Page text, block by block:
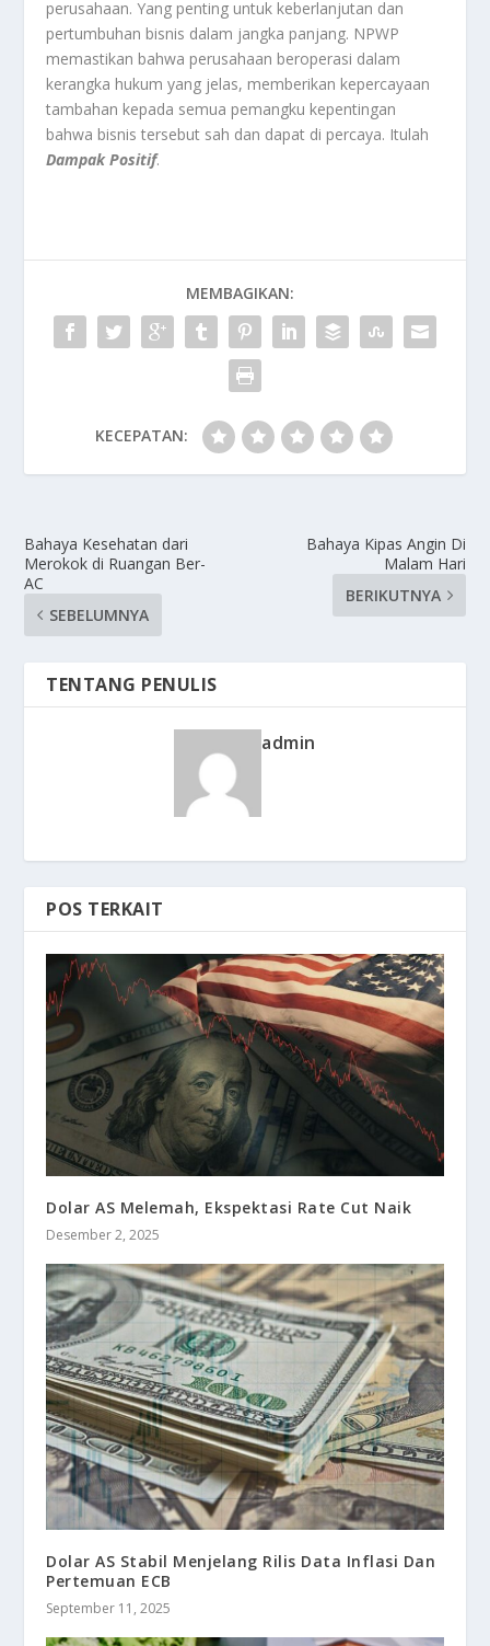
perusahaan. Yang penting untuk keberlanjutan dan
pertumbuhan bisnis dalam jangka panjang. NPWP
memastikan bahwa perusahaan beroperasi dalam
kerangka hukum yang jelas, memberikan kepercayaan
tambahan kepada semua pemangku kepentingan
bahwa bisnis tersebut sah dan dapat di percaya. Itulah
Dampak Positif.
MEMBAGIKAN:
KECEPATAN:
Bahaya Kesehatan dari
Merokok di Ruangan Ber-
AC
SEBELUMNYA
Bahaya Kipas Angin Di
Malam Hari
BERIKUTNYA
TENTANG PENULIS
admin
POS TERKAIT
Dolar AS Melemah, Ekspektasi Rate Cut Naik
Desember 2, 2025
Dolar AS Stabil Menjelang Rilis Data Inflasi Dan
Pertemuan ECB
September 11, 2025